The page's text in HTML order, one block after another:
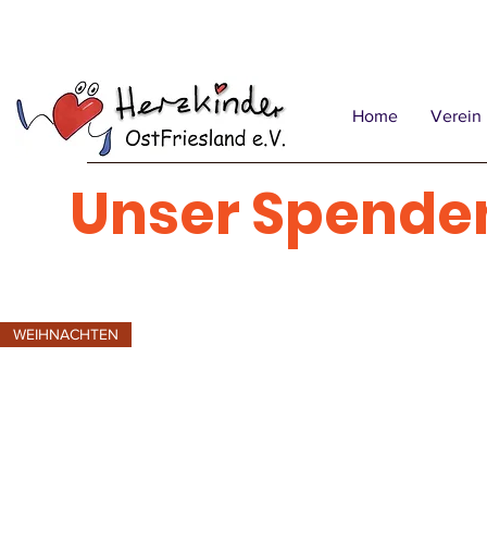
Home Verein
Unser
WEIHNACHTEN